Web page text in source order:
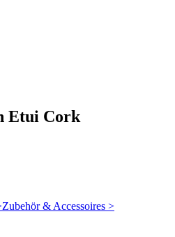
Etui Cork
Zubehör & Accessoires >